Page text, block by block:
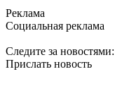
Реклама
Социальная реклама
Следите за новостями:
Прислать новость